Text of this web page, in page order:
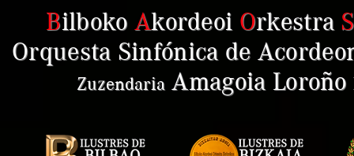
Bilboko Akordeoi Orkestra S
Orquesta Sinfónica de
Zuzendaria Amagoia Loroño